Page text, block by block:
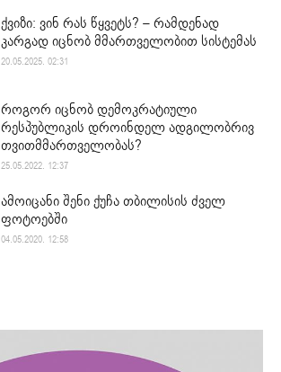
ქვიზი: ვინ რას წყვეტს? – რამდენად
კარგად იცნობ მმართველობით სისტემას
20.05.2025. 02:31
როგორ იცნობ დემოკრატიული
რესპუბლიკის დროინდელ ადგილობრივ
თვითმმართველობას?
25.05.2022. 12:37
ამოიცანი შენი ქუჩა თბილისის ძველ
ფოტოებში
04.05.2020. 12:58